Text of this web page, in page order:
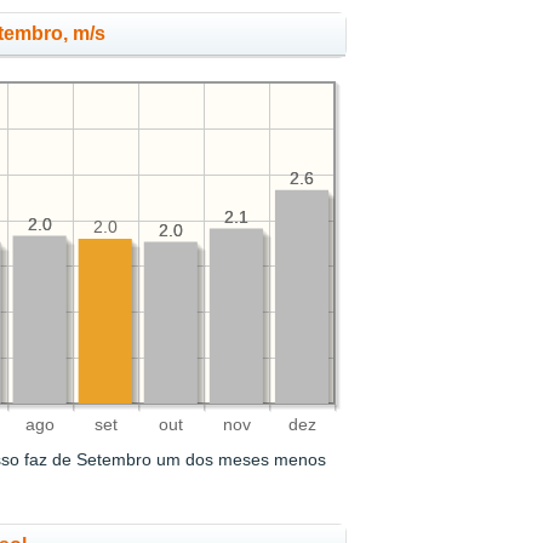
m/s
ago set out nov dez
2.6
2.1
2.0
2.0
2.6
2.1
2.0
2.0
2.0
faz de Setembro um dos meses menos